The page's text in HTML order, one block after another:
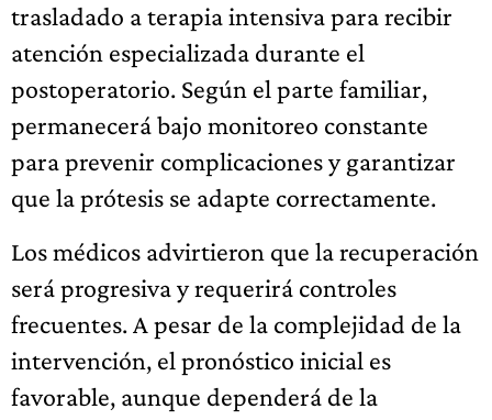
trasladado a terapia intensiva para recibir
atención especializada durante el
postoperatorio. Según el parte familiar,
permanecerá bajo monitoreo constante
para prevenir complicaciones y garantizar
que la prótesis se adapte correctamente.
Los médicos advirtieron que la recuperación
será progresiva y requerirá controles
frecuentes. A pesar de la complejidad de la
intervención, el pronóstico inicial es
favorable, aunque dependerá de la